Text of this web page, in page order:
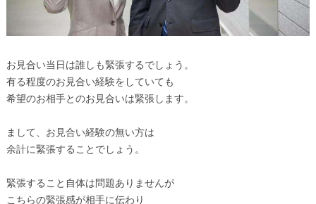
お見合い当日は誰しも緊張するでしょう。
有る程度のお見合い経験をしていても
希望のお相手とのお見合いは緊張します。
まして、お見合い経験の無い方は
余計に緊張することでしょう。
緊張すること自体は問題ありませんが
こちらの緊張感が相手に伝わり